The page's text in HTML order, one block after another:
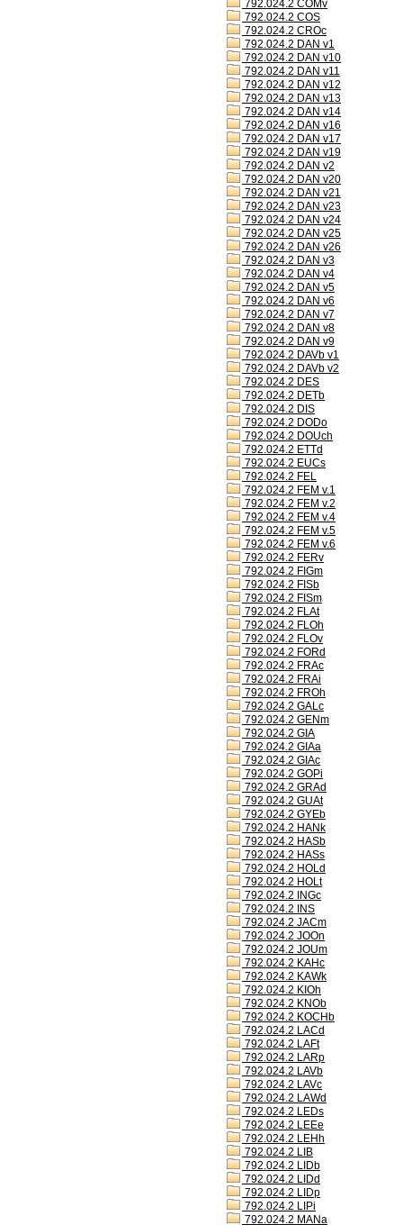
792.024.2 COMv
792.024.2 COS
792.024.2 CROc
792.024.2 DAN v1
792.024.2 DAN v10
792.024.2 DAN v11
792.024.2 DAN v12
792.024.2 DAN v13
792.024.2 DAN v14
792.024.2 DAN v16
792.024.2 DAN v17
792.024.2 DAN v19
792.024.2 DAN v2
792.024.2 DAN v20
792.024.2 DAN v21
792.024.2 DAN v23
792.024.2 DAN v24
792.024.2 DAN v25
792.024.2 DAN v26
792.024.2 DAN v3
792.024.2 DAN v4
792.024.2 DAN v5
792.024.2 DAN v6
792.024.2 DAN v7
792.024.2 DAN v8
792.024.2 DAN v9
792.024.2 DAVb v1
792.024.2 DAVb v2
792.024.2 DES
792.024.2 DETb
792.024.2 DIS
792.024.2 DODo
792.024.2 DOUch
792.024.2 ETTd
792.024.2 EUCs
792.024.2 FEL
792.024.2 FEM v.1
792.024.2 FEM v.2
792.024.2 FEM v.4
792.024.2 FEM v.5
792.024.2 FEM v.6
792.024.2 FERv
792.024.2 FIGm
792.024.2 FISb
792.024.2 FISm
792.024.2 FLAt
792.024.2 FLOh
792.024.2 FLOv
792.024.2 FORd
792.024.2 FRAc
792.024.2 FRAi
792.024.2 FROh
792.024.2 GALc
792.024.2 GENm
792.024.2 GIA
792.024.2 GIAa
792.024.2 GIAc
792.024.2 GOPi
792.024.2 GRAd
792.024.2 GUAt
792.024.2 GYEb
792.024.2 HANk
792.024.2 HASb
792.024.2 HASs
792.024.2 HOLd
792.024.2 HOLt
792.024.2 INGc
792.024.2 INS
792.024.2 JACm
792.024.2 JOOn
792.024.2 JOUm
792.024.2 KAHc
792.024.2 KAWk
792.024.2 KIOh
792.024.2 KNOb
792.024.2 KOCHb
792.024.2 LACd
792.024.2 LAFt
792.024.2 LARp
792.024.2 LAVb
792.024.2 LAVc
792.024.2 LAWd
792.024.2 LEDs
792.024.2 LEEe
792.024.2 LEHh
792.024.2 LIB
792.024.2 LIDb
792.024.2 LIDd
792.024.2 LIDp
792.024.2 LIPi
792.024.2 MANa